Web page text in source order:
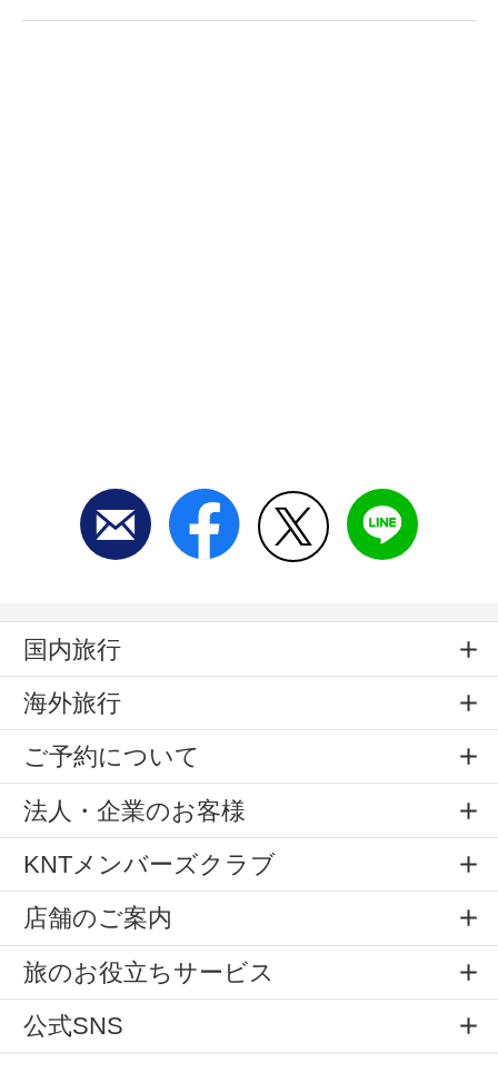
国内旅行
海外旅行
ご予約について
法人・企業のお客様
KNTメンバーズクラブ
店舗のご案内
旅のお役立ちサービス
公式SNS